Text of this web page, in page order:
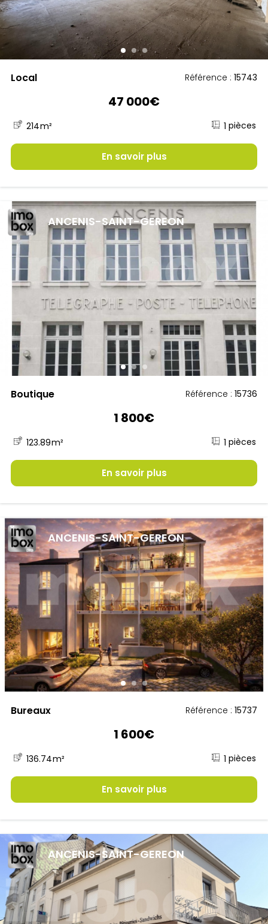
Local Référence :15743
47 000€
214m² 1
En savoir plus
ANCENIS-SAINT-GEREON
Boutique Référence :15736
1 800€
123.89m² 1
En savoir plus
ANCENIS-SAINT-GEREON
Bureaux Référence :15737
1 600€
136.74m² 1
En savoir plus
ANCENIS-SAINT-GEREON